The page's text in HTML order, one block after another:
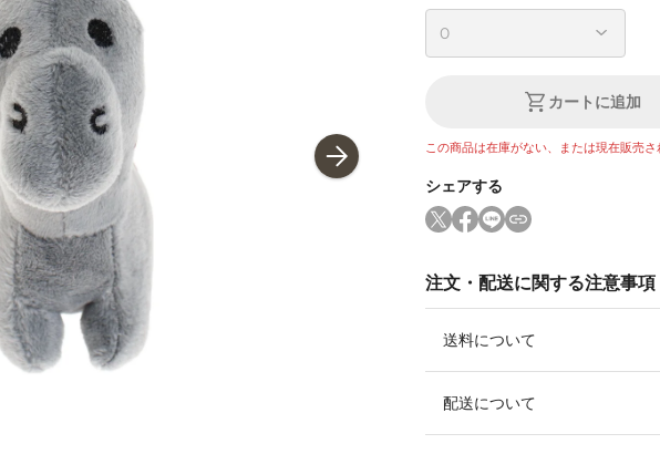
カートに追加
この商品は在庫がない、または現在販売さ
シェアする
注文・配送に関する注意事項
送料について
配送について